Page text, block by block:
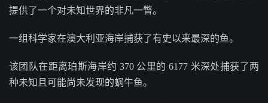
提供了一个对未知世界的非凡一瞥。
一组科学家在澳大利亚海岸捕获了有史以来最深的鱼。
该团队在距离珀斯海岸约 370 公里的 6177 米深处捕获了两
种未知且可能尚未发现的蜗牛鱼。